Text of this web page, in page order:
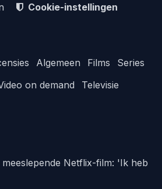
Cookie-instellingen
Algemeen Films
Series
on demand
Televisie
Netflix-film: 'Ik heb